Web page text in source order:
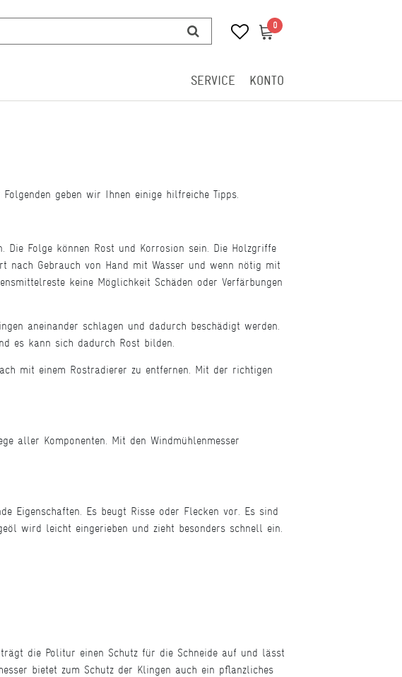
0 0
SERVICE KONTO
geben wir Ihnen einige hilfreiche Tipps.
Die Folge können Rost und Korrosion sein. Die Holzgriffe
nach Gebrauch von Hand mit Wasser und wenn nötig mit
keine Möglichkeit Schäden oder Verfärbungen
aneinander schlagen und dadurch beschädigt werden.
es kann sich dadurch Rost bilden.
mit einem Rostradierer zu entfernen. Mit der richtigen
aller Komponenten. Mit den Windmühlenmesser
Eigenschaften. Es beugt Risse oder Flecken vor. Es sind
wird leicht eingerieben und zieht besonders schnell ein.
die Politur einen Schutz für die Schneide auf und lässt
bietet zum Schutz der Klingen auch ein pflanzliches